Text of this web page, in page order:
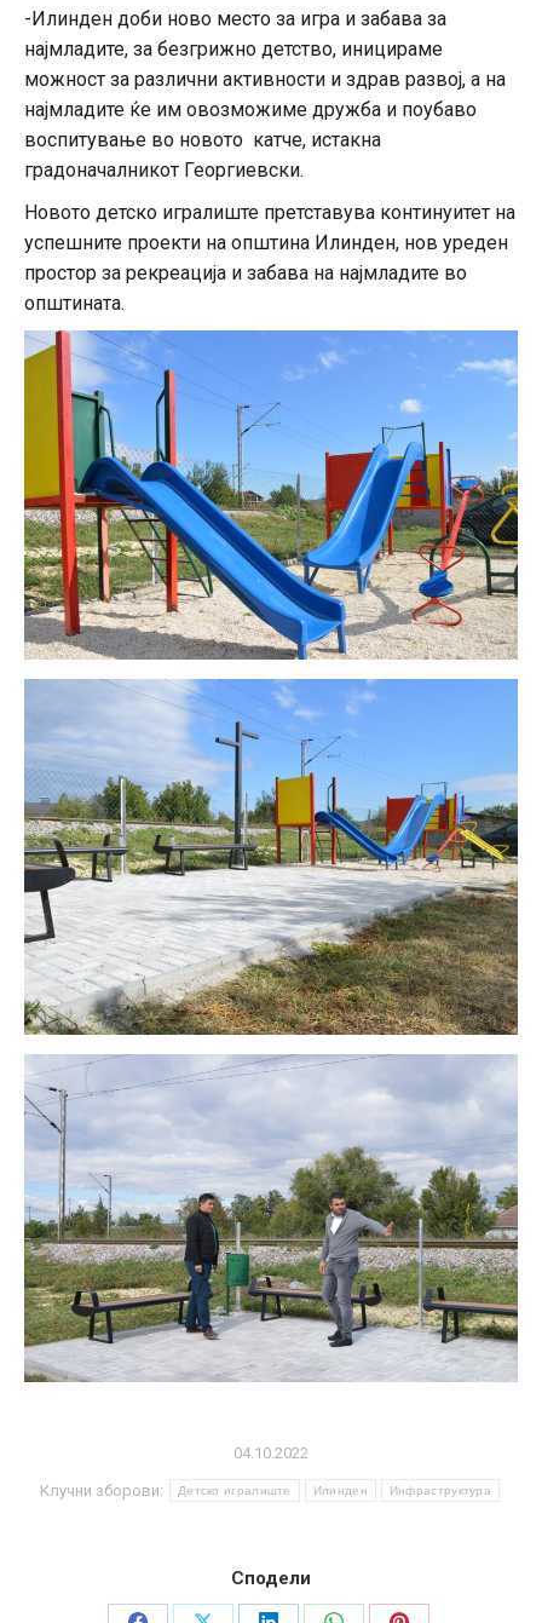
-Илинден доби ново место за игра и забава за
најмладите, за безгрижно детство, иницираме
можност за различни активнoсти и здрав развој, а на
најмладите ќе им овозможиме дружба и поубаво
воспитување во новото катче, истакна
градоначалникот Георгиевски.
Новото детско игралиште претставува континуитет на
успешните проекти на општина Илинден, нов уреден
простор за рекреација и забава на најмладите во
општината.
04.10.2022
Клучни зборови: Детско игралиште Илинден Инфраструктура
Сподели